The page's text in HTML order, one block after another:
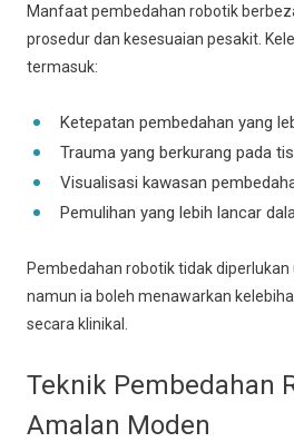
Manfaat pembedahan robotik
prosedur dan kesesuaian pesakit.
termasuk:
Ketepatan pembedahan yang
Trauma yang berkurang pada
Visualisasi kawasan
Pemulihan yang lebih lancar
Pembedahan robotik tidak
namun ia boleh menawarkan
secara klinikal.
Teknik Pembedahan
Amalan Moden